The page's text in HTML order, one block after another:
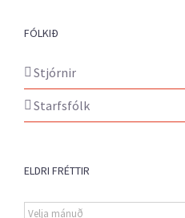
FÓLKIÐ
Stjórnir
Starfsfólk
ELDRI FRÉTTIR
Eldri